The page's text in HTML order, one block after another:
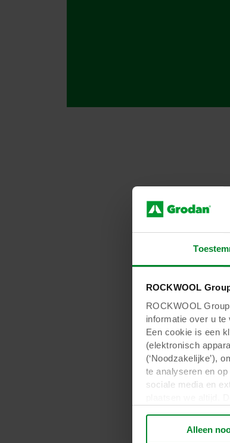
ROCKWOOL
ROCKWOOL
informatie over u
Een cookie is een
(elektronisch
(‘Noodzakelijke’),
te analyseren en
sociale media en
plaatsen.
Alleen
Figuur 2